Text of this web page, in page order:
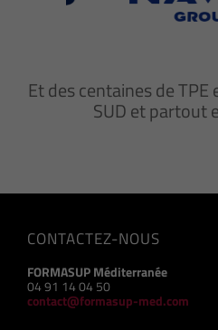
Et des centaines de TPE
SUD et partout
CONTACTEZ-NOUS
FORMASUP Méditerranée
04 91 14 04 50
contact@formasup-med.com